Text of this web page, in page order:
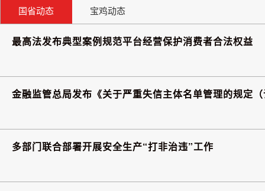
国省动态 宝鸡动态
最高法发布典型案例规范平台经营保护消费者合法权益
金融监管总局发布《关于严重失信主体名单管理的规定
多部门联合部署开展安全生产“打非治违”工作